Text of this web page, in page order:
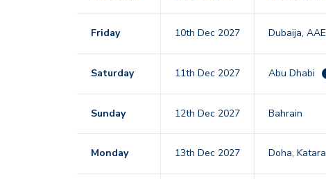
Friday 10th Dec 2027 Dubaija, AAE
Saturday 11th Dec 2027 Abu Dhabi
Sunday 12th Dec 2027 Bahrain
Monday 13th Dec 2027 Doha, Katara